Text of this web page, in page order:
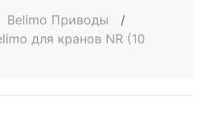
Belimo Приводы
/
для кранов NR (10